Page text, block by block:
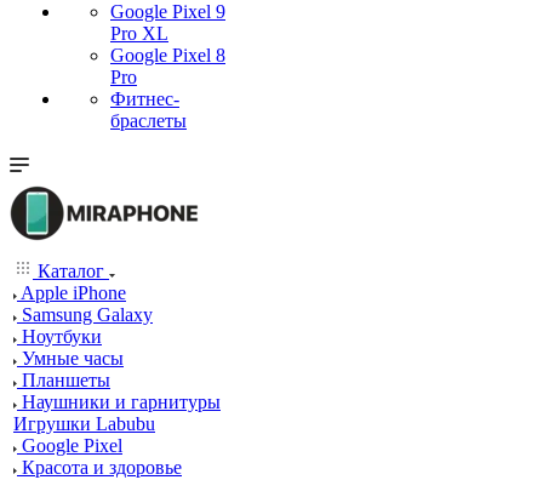
Google Pixel 9
Pro XL
Google Pixel 8
Pro
Фитнес-
браслеты
Каталог
Apple iPhone
Samsung Galaxy
Ноутбуки
Умные часы
Планшеты
Наушники и гарнитуры
Игрушки Labubu
Google Pixel
Красота и здоровье